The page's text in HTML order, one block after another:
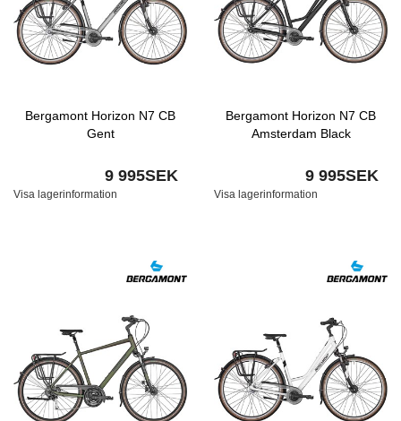
Bergamont Horizon N7 CB
Gent
9 995SEK
Visa lagerinformation
Bergamont Horizon N7 CB
Amsterdam Black
9 995SEK
Visa lagerinformation